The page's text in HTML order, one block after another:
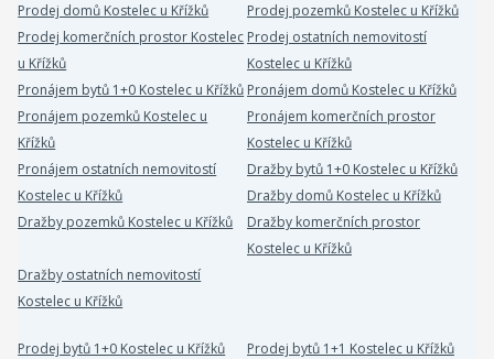
Prodej domů Kostelec u Křížků
Prodej pozemků Kostelec u Křížků
Prodej komerčních prostor Kostelec
u Křížků
Prodej ostatních nemovitostí
Kostelec u Křížků
Pronájem bytů 1+0 Kostelec u Křížků Pronájem domů Kostelec u Křížků
Pronájem pozemků Kostelec u
Křížků
Pronájem komerčních prostor
Kostelec u Křížků
Pronájem ostatních nemovitostí
Kostelec u Křížků
Dražby bytů 1+0 Kostelec u Křížků
Dražby domů Kostelec u Křížků
Dražby pozemků Kostelec u Křížků
Dražby komerčních prostor
Kostelec u Křížků
Dražby ostatních nemovitostí
Kostelec u Křížků
Prodej bytů 1+0 Kostelec u Křížků
Prodej bytů 1+1 Kostelec u Křížků